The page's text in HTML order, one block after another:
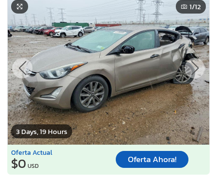
3 Days, 19 Hours
1/12
Oferta Actual
$0 USD
Oferta Ahora!